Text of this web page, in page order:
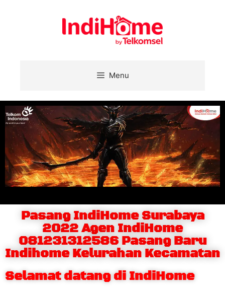
Menu
Pasang IndiHome Surabaya
2022 Agen IndiHome
081231312586 Pasang Baru
Indihome Kelurahan Kecamatan
Selamat datang di IndiHome